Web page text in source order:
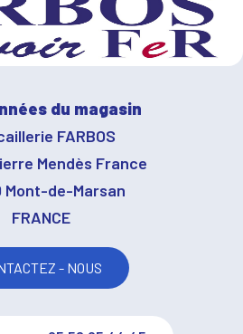
du magasin
FARBOS
Mendès France
Mont-de-Marsan
FRANCE
- NOUS